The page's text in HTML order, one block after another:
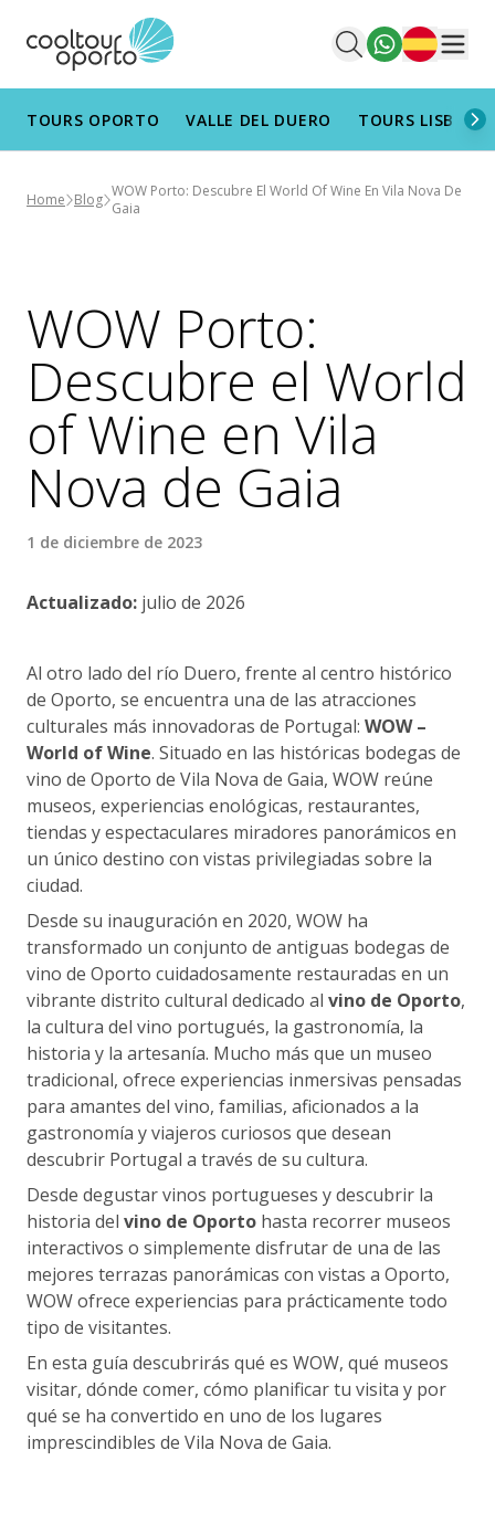
Español
TOURS OPORTO VALLE DEL DUERO TOURS LISBOA
Home Blog WOW Porto: Descubre El World Of Wine En Vila Nova De
Gaia
WOW Porto:
Descubre el World
of Wine en Vila
Nova de Gaia
1 de diciembre de 2023
Actualizado: julio de 2026
Al otro lado del río Duero, frente al centro histórico
de Oporto, se encuentra una de las atracciones
culturales más innovadoras de Portugal: WOW –
World of Wine. Situado en las históricas bodegas de
vino de Oporto de Vila Nova de Gaia, WOW reúne
museos, experiencias enológicas, restaurantes,
tiendas y espectaculares miradores panorámicos en
un único destino con vistas privilegiadas sobre la
ciudad.
Desde su inauguración en 2020, WOW ha
transformado un conjunto de antiguas bodegas de
vino de Oporto cuidadosamente restauradas en un
vibrante distrito cultural dedicado al vino de Oporto,
la cultura del vino portugués, la gastronomía, la
historia y la artesanía. Mucho más que un museo
tradicional, ofrece experiencias inmersivas pensadas
para amantes del vino, familias, aficionados a la
gastronomía y viajeros curiosos que desean
descubrir Portugal a través de su cultura.
Desde degustar vinos portugueses y descubrir la
historia del vino de Oporto hasta recorrer museos
interactivos o simplemente disfrutar de una de las
mejores terrazas panorámicas con vistas a Oporto,
WOW ofrece experiencias para prácticamente todo
tipo de visitantes.
En esta guía descubrirás qué es WOW, qué museos
visitar, dónde comer, cómo planificar tu visita y por
qué se ha convertido en uno de los lugares
imprescindibles de Vila Nova de Gaia.